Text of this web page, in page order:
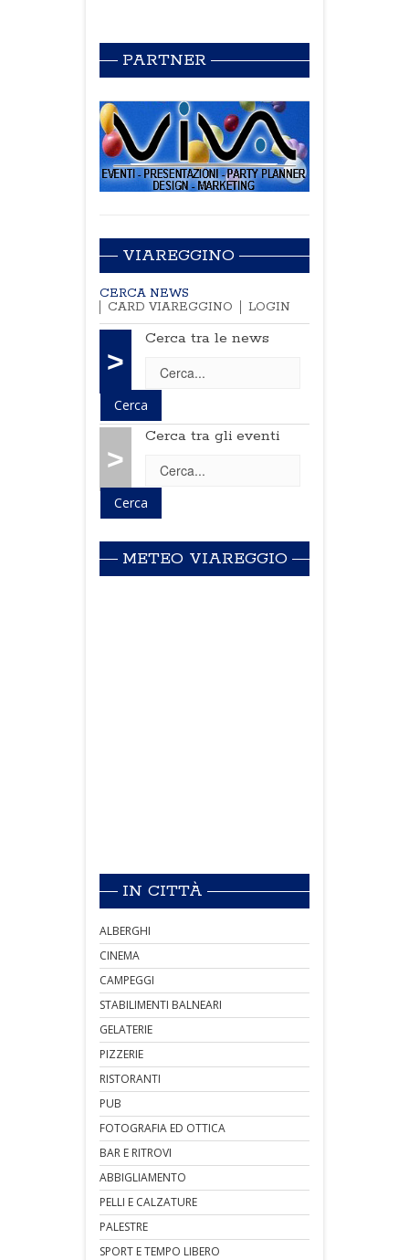
PARTNER
VIAREGGINO
CERCA NEWS
CARD VIAREGGINO
LOGIN
>
Cerca tra le news
>
Cerca tra gli eventi
METEO VIAREGGIO
IN CITTÀ
ALBERGHI
CINEMA
CAMPEGGI
STABILIMENTI BALNEARI
GELATERIE
PIZZERIE
RISTORANTI
PUB
FOTOGRAFIA ED OTTICA
BAR E RITROVI
ABBIGLIAMENTO
PELLI E CALZATURE
PALESTRE
SPORT E TEMPO LIBERO